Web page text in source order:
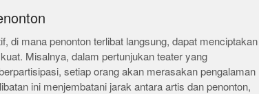
di mana penonton terlibat langsung, dapat menciptakan
Misalnya, dalam pertunjukan teater yang
setiap orang akan merasakan pengalaman
ini menjembatani jarak antara artis dan penonton,